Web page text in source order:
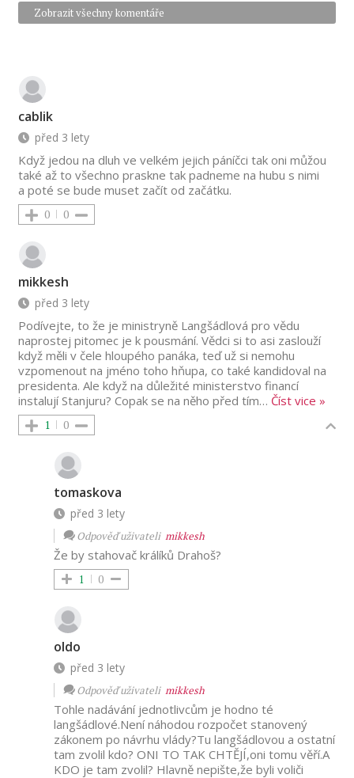
Zobrazit všechny komentáře
cablik
před 3 lety
Když jedou na dluh ve velkém jejich páníčci tak oni můžou
také až to všechno praskne tak padneme na hubu s nimi
a poté se bude muset začít od začátku.
0 0
mikkesh
před 3 lety
Podívejte, to že je ministryně Langšádlová pro vědu
naprostej pitomec je k pousmání. Vědci si to asi zaslouží
když měli v čele hloupého panáka, teď už si nemohu
vzpomenout na jméno toho hňupa, co také kandidoval na
presidenta. Ale když na důležité ministerstvo financí
instalují Stanjuru? Copak se na něho před tím… Číst vice »
1 0
tomaskova
před 3 lety
Odpověď uživateli mikkesh
Že by stahovač králíků Drahoš?
1 0
oldo
před 3 lety
Odpověď uživateli mikkesh
Tohle nadávání jednotlivcům je hodno té
langšádlové.Není náhodou rozpočet stanovený
zákonem po návrhu vlády?Tu langšádlovou a ostatní
tam zvolil kdo? ONI TO TAK CHTĚJÍ,oni tomu věří.A
KDO je tam zvolil? Hlavně nepište,že byli voliči